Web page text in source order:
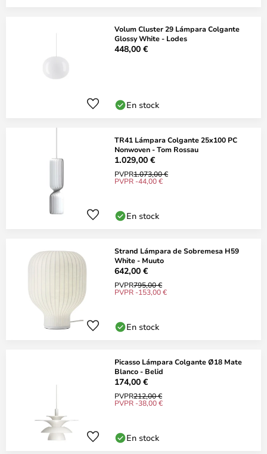
Volum Cluster 29 Lámpara Colgante
Glossy White - Lodes
448,00 €
En stock
TR41 Lámpara Colgante 25x100 PC
Nonwoven - Tom Rossau
1.029,00 €
PVPR1.073,00 €
PVPR -44,00 €
En stock
Strand Lámpara de Sobremesa H59
White - Muuto
642,00 €
PVPR795,00 €
PVPR -153,00 €
En stock
Picasso Lámpara Colgante Ø18 Mate
Blanco - Belid
174,00 €
PVPR212,00 €
PVPR -38,00 €
En stock